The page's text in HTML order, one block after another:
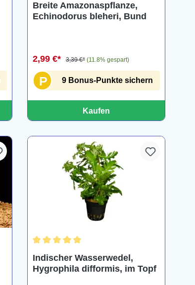
Breite Amazonaspflanze,
Echinodorus bleheri, Bund
2,99 €* 3,39 €* (11.8% gespart)
P 9 Bonus-Punkte sichern
Kaufen
Indischer Wasserwedel,
Hygrophila difformis, im Topf